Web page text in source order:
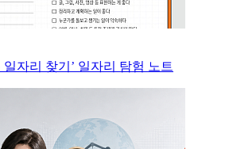
일자리 찾기’ 일자리 탐험 노트